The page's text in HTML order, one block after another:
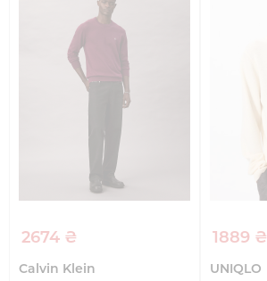
2674 ₴
Calvin Klein
1889 ₴
UNIQLO